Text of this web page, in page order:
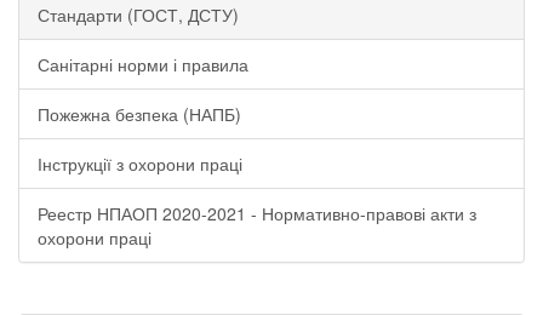
Стандарти (ГОСТ, ДСТУ)
Санітарні норми і правила
Пожежна безпека (НАПБ)
Інструкції з охорони праці
Реестр НПАОП 2020-2021 - Нормативно-правові акти з
охорони праці